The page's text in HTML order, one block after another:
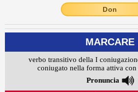
Don
MARCARE
verbo transitivo della I
coniugato nella forma attiva con
Pronuncia